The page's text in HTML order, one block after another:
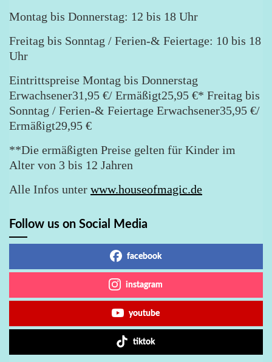
Montag bis Donnerstag: 12 bis 18 Uhr
Freitag bis Sonntag / Ferien-& Feiertage: 10 bis 18
Uhr
Eintrittspreise Montag bis Donnerstag
Erwachsener31,95 €/ Ermäßigt25,95 €* Freitag bis
Sonntag / Ferien-& Feiertage Erwachsener35,95 €/
Ermäßigt29,95 €
**Die ermäßigten Preise gelten für Kinder im
Alter von 3 bis 12 Jahren
Alle Infos unter www.houseofmagic.de
Follow us on Social Media
facebook
instagram
youtube
tiktok